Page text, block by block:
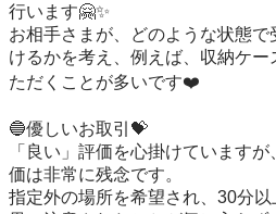
行います🤗✨
お相手さまが、どのような状態
けるかを考え、例えば、収納ケ
ただくことが多いです❤️
🔵優しいお取引💝
「良い」評価を心掛けています
価は非常に残念です。
指定外の場所を希望され、30分